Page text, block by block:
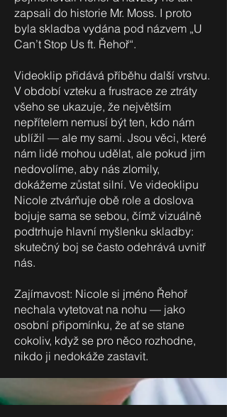
zapsali do historie Mr. Moss. I proto
byla skladba vydána pod názvem „U
Can’t Stop Us ft. Řehoř“.
Videoklip přidává příběhu další vrstvu.
V období vzteku a frustrace ze ztráty
všeho se ukazuje, že největším
nepřítelem nemusí být ten, kdo nám
ublížil — ale my sami. Jsou věci, které
nám lidé mohou udělat, ale pokud jim
nedovolíme, aby nás zlomily,
dokážeme zůstat silní. Ve videoklipu
Nicole ztvárňuje obě role a doslova
bojuje sama se sebou, čímž vizuálně
podtrhuje hlavní myšlenku skladby:
skutečný boj se často odehrává uvnitř
nás.
Zajímavost: Nicole si jméno Řehoř
nechala vytetovat na nohu — jako
osobní připomínku, že ať se stane
cokoliv, když se pro něco rozhodne,
nikdo ji nedokáže zastavit.